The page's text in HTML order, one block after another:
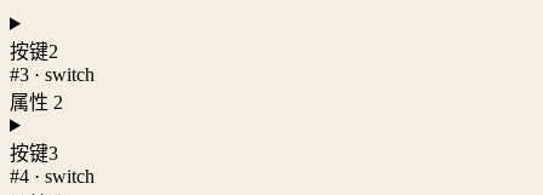
按键2
#3 · switch
属性 2
按键3
#4 · switch